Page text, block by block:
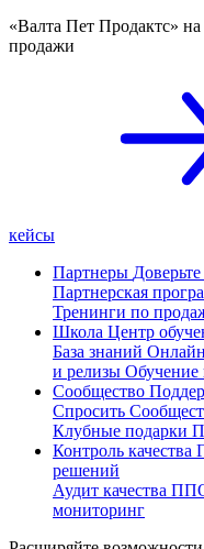
«Валта Пет Продактс»
продажи
кейсы
Партнеры
Партнерская
Тренинги по
Школа Центр
База знаний
и релизы Обучение
Сообщество
Спросить
Клубные подарки
Контроль качества
решений
Аудит качества
мониторинг